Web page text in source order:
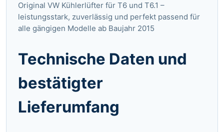
Original VW Kühlerlüfter für T6 und T6.1 –
leistungsstark, zuverlässig und perfekt passend für
alle gängigen Modelle ab Baujahr 2015
Technische Daten und
bestätigter
Lieferumfang